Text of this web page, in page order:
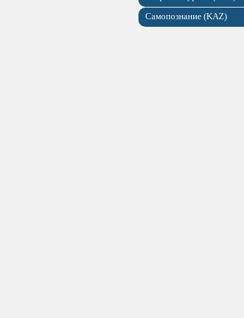
Самопознание (KAZ)